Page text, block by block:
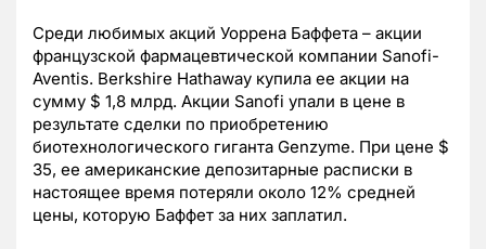
Среди любимых акций Уоррена Баффета – акции
французской фармацевтической компании Sanofi-
Aventis. Berkshire Hathaway купила ее акции на
сумму $ 1,8 млрд. Акции Sanofi упали в цене в
результате сделки по приобретению
биотехнологического гиганта Genzyme. При цене $
35, ее американские депозитарные расписки в
настоящее время потеряли около 12% средней
цены, которую Баффет за них заплатил.